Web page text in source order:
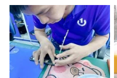
Film
Lớp kính ngoài
Khi màn hình điện thoại
hỏng, bạn có thể sẽ băn
nguyên bộ màn hình, có